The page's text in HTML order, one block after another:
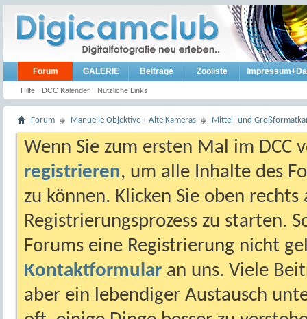
Forum
Hilfe DCC Kalender Nützliche Links
GALERIE Beiträge Zooliste
Forum Manuelle Objektive + Alte Kameras Mittel- und
Wenn Sie zum ersten Mal im DCC
registrieren, um alle Inhalte des
zu können. Klicken Sie oben
Registrierungsprozess zu starten.
Forums eine Registrierung nicht
Kontaktformular an uns. Viele
aber ein lebendiger Austausch